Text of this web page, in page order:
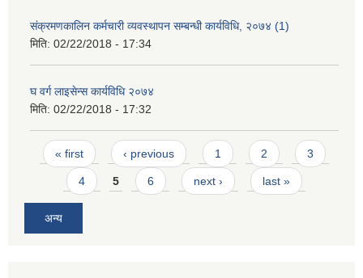
संक्रमणकालिन कर्मचारी व्यवस्थापन सम्बन्धी कार्यविधि, २०७४ (1)
मिति: 02/22/2018 - 17:34
घ वर्ग लाइसेन्स कार्यविधि २०७४
मिति: 02/22/2018 - 17:32
Pages
« first ‹ previous 1 2 3
4 5 6 next › last »
अन्य